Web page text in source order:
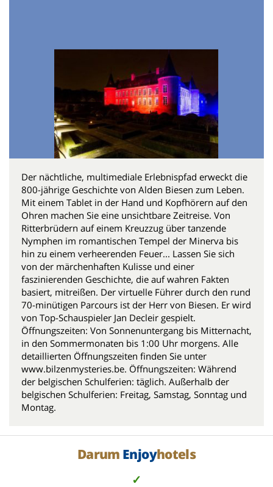
Der nächtliche, multimediale Erlebnispfad erweckt die
800-jährige Geschichte von Alden Biesen zum Leben.
Mit einem Tablet in der Hand und Kopfhörern auf den
Ohren machen Sie eine unsichtbare Zeitreise. Von
Ritterbrüdern auf einem Kreuzzug über tanzende
Nymphen im romantischen Tempel der Minerva bis
hin zu einem verheerenden Feuer... Lassen Sie sich
von der märchenhaften Kulisse und einer
faszinierenden Geschichte, die auf wahren Fakten
basiert, mitreißen. Der virtuelle Führer durch den rund
70-minütigen Parcours ist der Herr von Biesen. Er wird
von Top-Schauspieler Jan Decleir gespielt.
Öffnungszeiten: Von Sonnenuntergang bis Mitternacht,
in den Sommermonaten bis 1:00 Uhr morgens. Alle
detaillierten Öffnungszeiten finden Sie unter
www.bilzenmysteries.be. Öffnungszeiten: Während
der belgischen Schulferien: täglich. Außerhalb der
belgischen Schulferien: Freitag, Samstag, Sonntag und
Montag.
Darum Enjoyhotels
✓